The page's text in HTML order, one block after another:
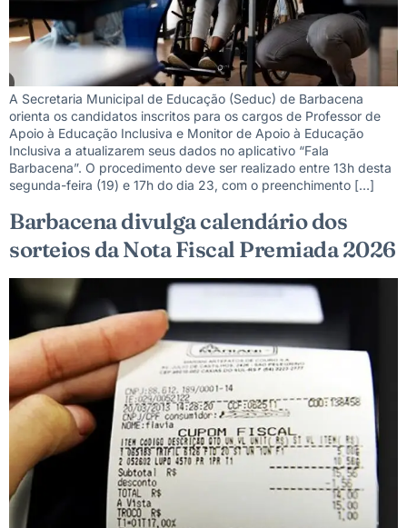
A Secretaria Municipal de Educação (Seduc) de Barbacena
orienta os candidatos inscritos para os cargos de Professor de
Apoio à Educação Inclusiva e Monitor de Apoio à Educação
Inclusiva a atualizarem seus dados no aplicativo “Fala
Barbacena”. O procedimento deve ser realizado entre 13h desta
segunda-feira (19) e 17h do dia 23, com o preenchimento […]
Barbacena divulga calendário dos
sorteios da Nota Fiscal Premiada 2026